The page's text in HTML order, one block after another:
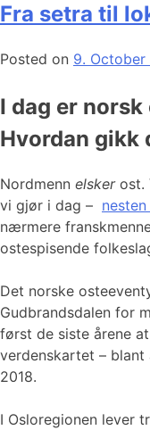
Fra setra til
Posted on 9. October
I dag er
Hvordan gikk
Nordmenn elskerost.
vi gjør i dag – nesten
nærmere
ostespisende
Det norske
Gudbrandsdalen for
først de siste årene
verdenskartet –
2018.
I Osloregionen lever